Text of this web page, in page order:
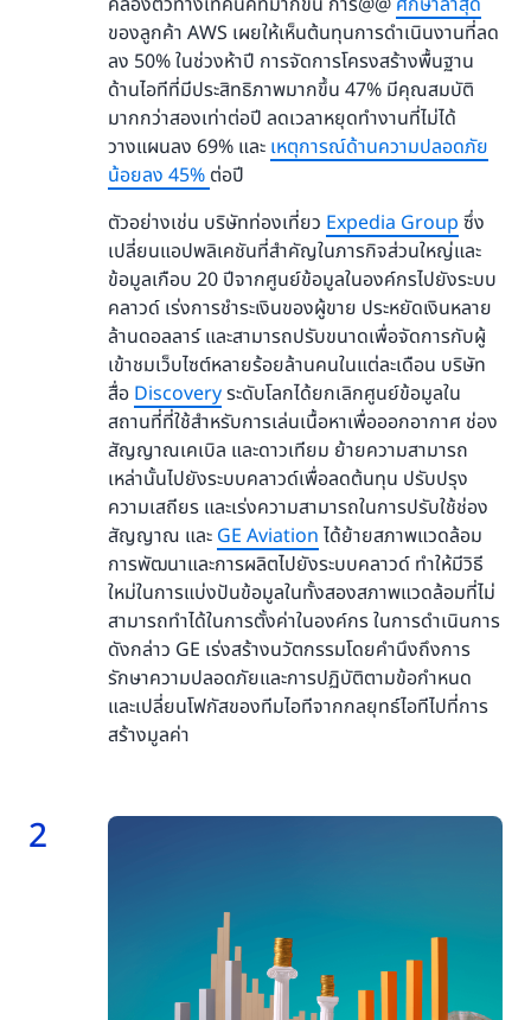
ของลูกค้า AWS เผยให้เห็นต้นทุนการดำเนินงานที่ลด
ลง 50% ในช่วงห้าปี การจัดการโครงสร้างพื้นฐาน
ด้านไอทีที่มีประสิทธิภาพมากขึ้น 47% มีคุณสมบัติ
มากกว่าสองเท่าต่อปี ลดเวลาหยุดทำงานที่ไม่ได้
วางแผนลง 69% และ เหตุการณ์ด้านความปลอดภัย
น้อยลง 45% ต่อปี
ตัวอย่างเช่น บริษัทท่องเที่ยว Expedia Group ซึ่ง
เปลี่ยนแอปพลิเคชันที่สำคัญในภารกิจส่วนใหญ่และ
ข้อมูลเกือบ 20 ปีจากศูนย์ข้อมูลในองค์กรไปยังระบบ
คลาวด์ เร่งการชำระเงินของผู้ขาย ประหยัดเงินหลาย
ล้านดอลลาร์ และสามารถปรับขนาดเพื่อจัดการกับผู้
เข้าชมเว็บไซต์หลายร้อยล้านคนในแต่ละเดือน บริษัท
สื่อ Discoveryระดับโลกได้ยกเลิกศูนย์ข้อมูลใน
สถานที่ที่ใช้สำหรับการเล่นเนื้อหาเพื่อออกอากาศ ช่อง
สัญญาณเคเบิล และดาวเทียม ย้ายความสามารถ
เหล่านั้นไปยังระบบคลาวด์เพื่อลดต้นทุน ปรับปรุง
ความเสถียร และเร่งความสามารถในการปรับใช้ช่อง
สัญญาณ และ GE Aviation ได้ย้ายสภาพแวดล้อม
การพัฒนาและการผลิตไปยังระบบคลาวด์ ทำให้มีวิธี
ใหม่ในการแบ่งปันข้อมูลในทั้งสองสภาพแวดล้อมที่ไม่
สามารถทำได้ในการตั้งค่าในองค์กร ในการดำเนินการ
ดังกล่าว GE เร่งสร้างนวัตกรรมโดยคำนึงถึงการ
รักษาความปลอดภัยและการปฏิบัติตามข้อกำหนด
และเปลี่ยนโฟกัสของทีมไอทีจากกลยุทธ์ไอทีไปที่การ
สร้างมูลค่า
2